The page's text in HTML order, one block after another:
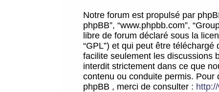
Notre forum est propulsé par
phpBB”, “www.phpbb.com”,
libre de forum déclaré sous la
“GPL”) et qui peut être téléchargé
facilite seulement les discussions
interdit strictement dans ce que
contenu ou conduite permis.
phpBB , merci de consulter :